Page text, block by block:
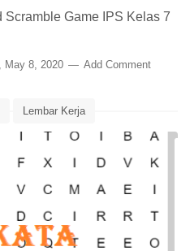
Scramble Game IPS Kelas 7
May 8, 2020 Add Comment
Lembar Kerja